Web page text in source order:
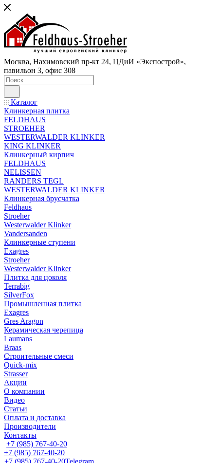
Москва, Нахимовский пр-кт 24, ЦДиИ «Экспострой»,
павильон 3, офис 308
Каталог
Клинкерная плитка
FELDHAUS
STROEHER
WESTERWALDER KLINKER
KING KLINKER
Клинкерный кирпич
FELDHAUS
NELISSEN
RANDERS TEGL
WESTERWALDER KLINKER
Клинкерная брусчатка
Feldhaus
Stroeher
Westerwalder Klinker
Vandersanden
Клинкерные ступени
Exagres
Stroeher
Westerwalder Klinker
Плитка для цоколя
Terrabig
SilverFox
Промышленная плитка
Exagres
Gres Aragon
Керамическая черепица
Laumans
Braas
Строительные смеси
Quick-mix
Strasser
Акции
О компании
Видео
Статьи
Оплата и доставка
Производители
Контакты
+7 (985) 767-40-20
+7 (985) 767-40-20
+7 (985) 767-40-20Telegram